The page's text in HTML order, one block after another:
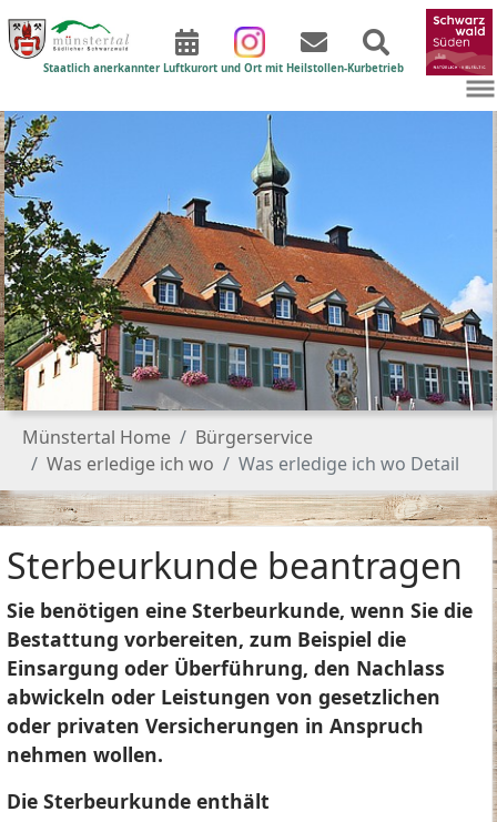
Staatlich anerkannter Luftkurort und Ort mit Heilstollen-Kurbetrieb
Sie sind hier:
Münstertal Home
Bürgerservice
Was erledige ich wo
Was erledige ich wo Detail
Sterbeurkunde beantragen
Sie benötigen eine Sterbeurkunde, wenn Sie die
Bestattung vorbereiten, zum Beispiel die
Einsargung oder Überführung, den Nachlass
abwickeln oder Leistungen von gesetzlichen
oder privaten Versicherungen in Anspruch
nehmen wollen.
Die Sterbeurkunde enthält